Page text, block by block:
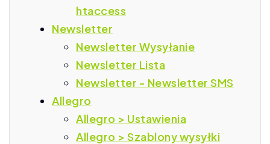
htaccess
Newsletter
Newsletter Wysyłanie
Newsletter Lista
Newsletter - Newsletter SMS
Allegro
Allegro > Ustawienia
Allegro > Szablony wysyłki